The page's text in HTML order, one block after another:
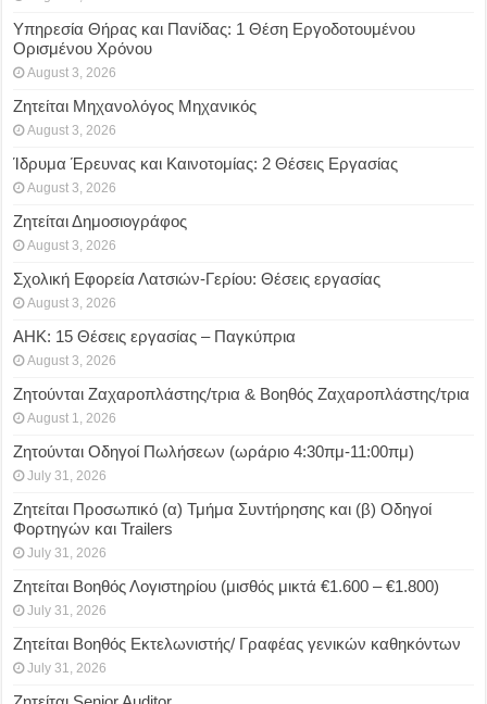
Υπηρεσία Θήρας και Πανίδας: 1 Θέση Eργοδοτουμένου
Oρισμένου Xρόνου
August 3, 2026
Ζητείται Μηχανολόγος Μηχανικός
August 3, 2026
Ίδρυμα Έρευνας και Καινοτομίας: 2 Θέσεις Εργασίας
August 3, 2026
Ζητείται Δημοσιογράφος
August 3, 2026
Σχολική Εφορεία Λατσιών-Γερίου: Θέσεις εργασίας
August 3, 2026
ΑΗΚ: 15 Θέσεις εργασίας – Παγκύπρια
August 3, 2026
Ζητούνται Ζαχαροπλάστης/τρια & Βοηθός Ζαχαροπλάστης/τρια
August 1, 2026
Ζητούνται Οδηγοί Πωλήσεων (ωράριο 4:30πμ-11:00πμ)
July 31, 2026
Ζητείται Προσωπικό (α) Τμήμα Συντήρησης και (β) Οδηγοί
Φορτηγών και Trailers
July 31, 2026
Ζητείται Βοηθός Λογιστηρίου (μισθός μικτά €1.600 – €1.800)
July 31, 2026
Ζητείται Βοηθός Εκτελωνιστής/ Γραφέας γενικών καθηκόντων
July 31, 2026